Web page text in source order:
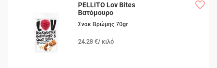
PELLITO Lov Bites
Βατόμουρο
Σνακ Βρώμης 70gr
24.28 €/ κιλό